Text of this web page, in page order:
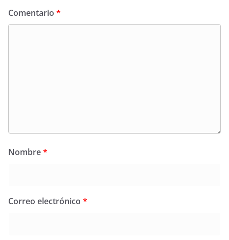
Comentario *
Nombre*
Correo electrónico *